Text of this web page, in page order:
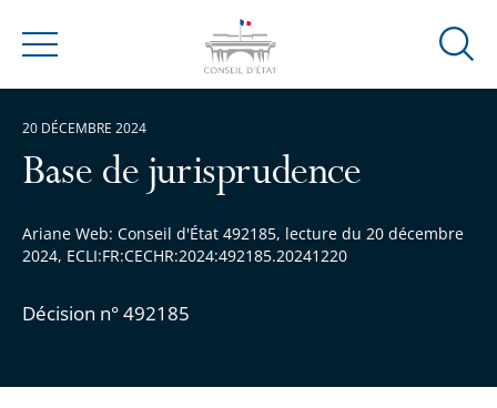
Menu
Ouvrir
Base de jurisprudence
Ariane Web: Conseil d'État 492185, lecture du 20 décembre
2024, ECLI:FR:CECHR:2024:492185.20241220
Décision n° 492185
20 DÉCEMBRE 2024